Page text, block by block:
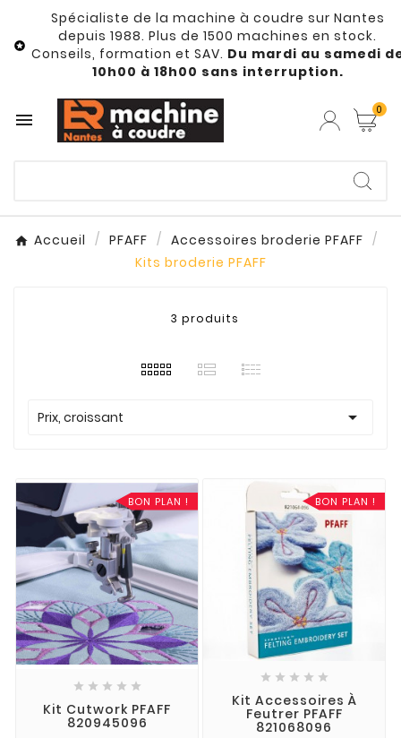

Spécialiste de la machine à coudre sur Nantes
depuis 1988. Plus de 1500 machines en stock.
Conseils, formation et SAV. Du mardi au samedi
10h00 à 18h00 sans interruption.
 0
Accueil PFAFF
Accessoires broderie PFAFF
Kits broderie PFAFF
3 produits
Prix, croissant 
BON PLAN !
    
Kit Cutwork PFAFF
820945096
BON PLAN !
    
Kit Accessoires À
Feutrer PFAFF
821068096